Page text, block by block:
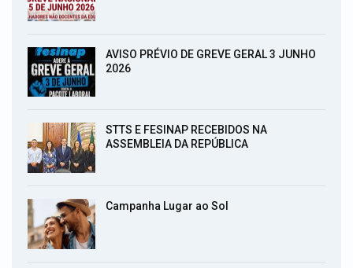
AVISO PRÉVIO DE GREVE GERAL 3 JUNHO
2026
STTS E FESINAP RECEBIDOS NA
ASSEMBLEIA DA REPÚBLICA
Campanha Lugar ao Sol